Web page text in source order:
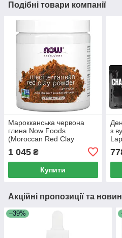
Подібні товари компанії
Марокканська червона
глина Now Foods
(Moroccan Red Clay
1 045 ₴
Купити
з
Акційні пропозиції та
–39%